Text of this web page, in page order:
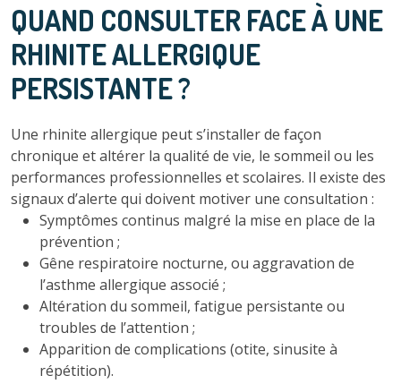
QUAND CONSULTER FACE À UNE
RHINITE ALLERGIQUE
PERSISTANTE ?
Une rhinite allergique peut s’installer de façon
chronique et altérer la qualité de vie, le sommeil ou les
performances professionnelles et scolaires. Il existe des
signaux d’alerte qui doivent motiver une consultation :
Symptômes continus malgré la mise en place de la
prévention ;
Gêne respiratoire nocturne, ou aggravation de
l’asthme allergique associé ;
Altération du sommeil, fatigue persistante ou
troubles de l’attention ;
Apparition de complications (otite, sinusite à
répétition).